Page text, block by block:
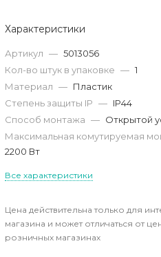
Характеристики
Артикул — 5013056
Кол-во штук в упаковке — 1
Материал — Пластик
Степень защиты IP — IP44
Способ монтажа — Открытой
Максимальная комутируемая
2200 Вт
Все характеристики
Цена действительна только для
магазина и может отличаться от
розничных магазинах